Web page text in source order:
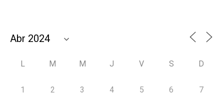
L M M J V S D
1 2 3 4 5 6 7